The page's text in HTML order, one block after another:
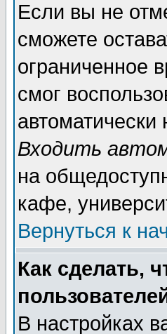
Если вы не
сможете
ограниченное
смог
Входить
на
кафе,
Вернуться к
Как сделать,
В настройках